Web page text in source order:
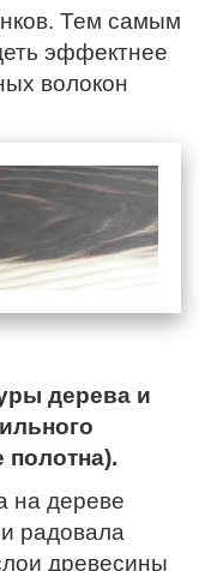
Тем самым
эффектнее
волокон
дерева и
на дереве
радовала
древесины